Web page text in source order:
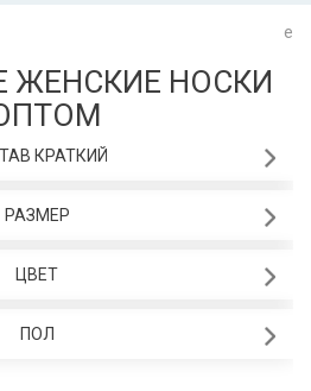
e
ЖЕНСКИЕ НОСКИ
КРАТКИЙ
РАЗМЕР
ЦВЕТ
ПОЛ